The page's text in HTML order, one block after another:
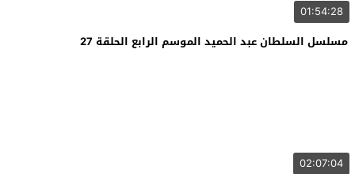
01:54:28
مسلسل السلطان عبد الحميد الموسم الرابع الحلقة 27
02:07:04